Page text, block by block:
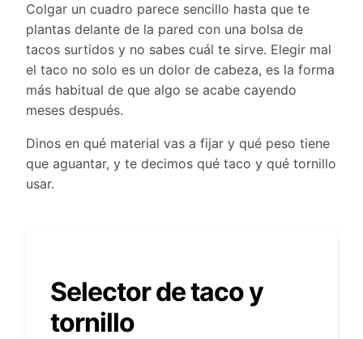
Colgar un cuadro parece sencillo hasta que te
plantas delante de la pared con una bolsa de
tacos surtidos y no sabes cuál te sirve. Elegir mal
el taco no solo es un dolor de cabeza, es la forma
más habitual de que algo se acabe cayendo
meses después.
Dinos en qué material vas a fijar y qué peso tiene
que aguantar, y te decimos qué taco y qué tornillo
usar.
Selector de taco y
tornillo